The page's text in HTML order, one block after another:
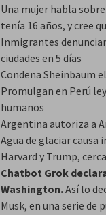
Una mujer habla
tenía 16 años, y cree
Inmigrantes
ciudades en 5 días
Condena Sheinbaum
Promulgan en Perú
humanos
Argentina autoriza a
Agua de glaciar causa
Harvard y Trump,
Chatbot Grok
Washington.Así lo
Musk, en una serie de